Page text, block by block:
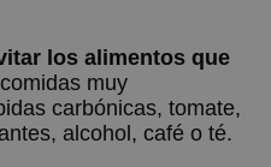
los alimentos que
muy
carbónicas, tomate,
alcohol, café o té.